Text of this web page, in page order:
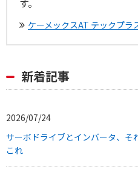
ケーメックスAT テックプラ
新着記事
2026/07/24
サーボドライブとインバータ、そ
これ